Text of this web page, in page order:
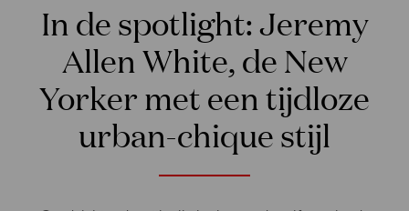
In de spotlight: Jeremy
Allen White, de New
Yorker met een tijdloze
urban-chique stijl